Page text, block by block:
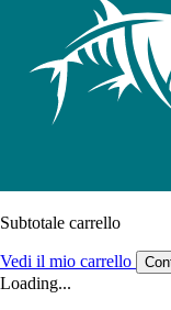
Subtotale carrello
Vedi il mio carrello
Loading...